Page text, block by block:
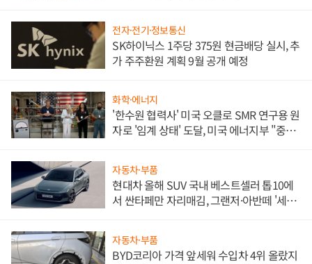
전자·전기·정보통신
SK하이닉스 1주당 375원 현금배당 실시, 추
가 주주환원 계획 9월 공개 예정
화학·에너지
'한수원 협력사' 미국 오클로 SMR 연구용 원
자로 '임계 상태' 도달, 미국 에너지부 "중요
자동차·부품
현대차 올해 SUV 국내 베스트셀러 톱10에
서 싼타페만 자리매김, 그랜저·아반떼 '세단
자동차·부품
BYD코리아 가격 앞세워 수입차 4위 올랐지